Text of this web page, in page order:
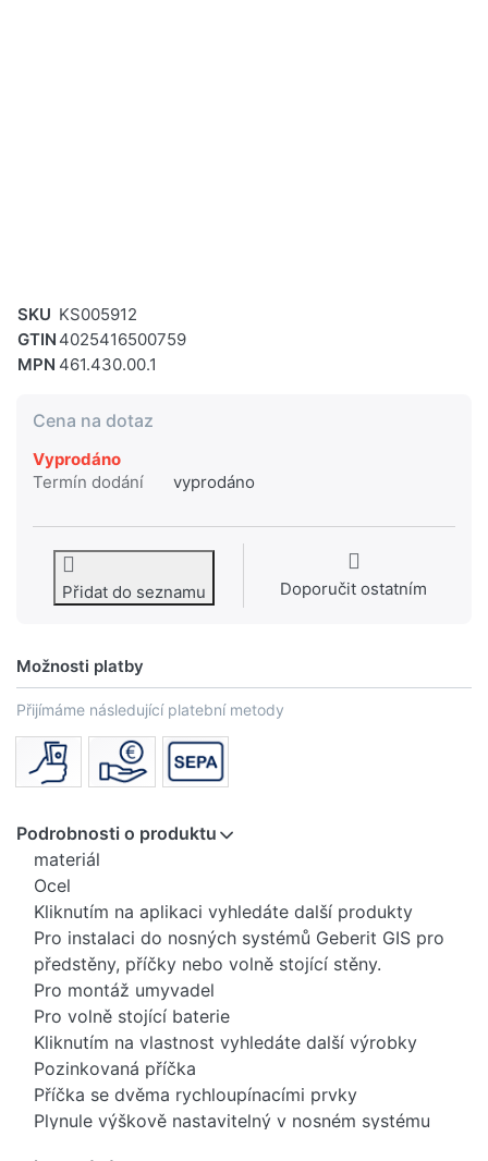
SKU KS005912
GTIN 4025416500759
MPN 461.430.00.1
Cena na dotaz
Vyprodáno
Termín dodání
vyprodáno
Přidat do seznamu Doporučit ostatním
Možnosti platby
Přijímáme následující platební metody
Podrobnosti o produktu
materiál
Ocel
Kliknutím na aplikaci vyhledáte další produkty
Pro instalaci do nosných systémů Geberit GIS pro
předstěny, příčky nebo volně stojící stěny.
Pro montáž umyvadel
Pro volně stojící baterie
Kliknutím na vlastnost vyhledáte další výrobky
Pozinkovaná příčka
Příčka se dvěma rychloupínacími prvky
Plynule výškově nastavitelný v nosném systému